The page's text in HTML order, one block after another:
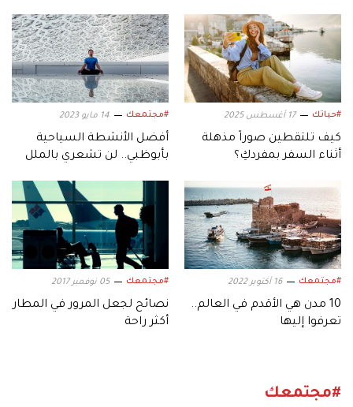
#حياتك 17 أغسطس 2025
كيف تلتقطين صوراً مذهلة
أثناء السفر بمفردكِ؟
#مجتمعك 14 مايو 2023
أفضل الأنشطة السياحية
بأبوظبي.. لن تشعري بالملل
#مجتمعك 16 أكتوبر 2022
10 مدن هي الأقدم في العالم..
تعرفوا إليها
#مجتمعك 05 نوفمبر 2017
نصائح لجعل المرور في المطار
أكثر راحة
#مجتمعك